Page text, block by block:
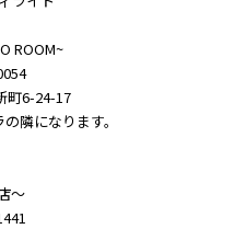
ROOM~
町6-24-17
隣になります。
～